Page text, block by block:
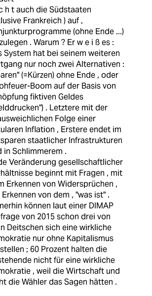
h t auch die Südstaaten
Frankreich ) auf ,
(ohne Ende ...)
. Warum ? Er w e i ß es :
System hat bei seinem weiteren
nur noch zwei Alternativen :
(=Kürzen) ohne Ende , oder
Boom auf der Basis von
fiktiven Geldes
. Letztere mit der
Folge einer
Inflation , Erstere endet im
staatlicher Infrastrukturen
in Schlimmerem .
Veränderung gesellschaftlicher
beginnt mit Fragen , mit
Erkennen von Widersprüchen ,
von dem , "was ist" .
können laut einer DIMAP
von 2015 schon drei von
Deitschen sich eine wirkliche
nur ohne Kapitalismus
; 60 Prozent halten die
nicht für eine wirkliche
, weil die Wirtschaft und
die Wähler das Sagen hätten .